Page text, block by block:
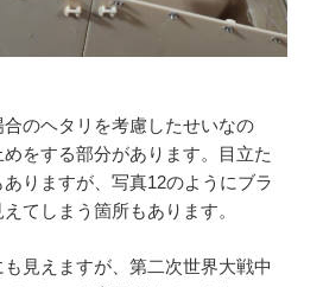
のヘタリを考慮したせいなの
をする部分があります。目立た
りますが、写真12のようにブラ
てしまう箇所もあります。
見えますが、第二次世界大戦中